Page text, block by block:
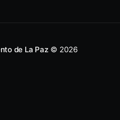
mujeres, así como generar
de La Paz© 2026